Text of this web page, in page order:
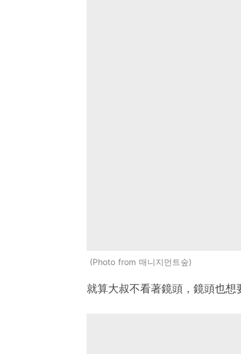
Photo from 매니지먼트숲
就算大叔不看著鏡頭，鏡頭也想